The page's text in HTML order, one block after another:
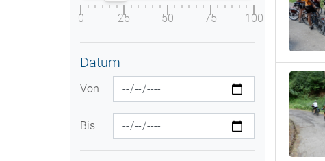
0 25 50 75 100
Datum
Von
Bis